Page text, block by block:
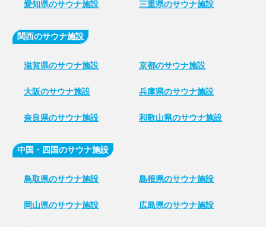
愛知県のサウナ施設 三重県のサウナ施設
関西のサウナ施設
滋賀県のサウナ施設 京都のサウナ施設
大阪のサウナ施設 兵庫県のサウナ施設
奈良県のサウナ施設 和歌山県のサウナ施設
中国・四国のサウナ施設
鳥取県のサウナ施設 島根県のサウナ施設
岡山県のサウナ施設 広島県のサウナ施設